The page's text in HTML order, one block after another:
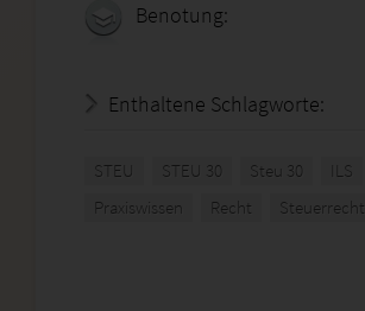
Benotung:
Enthaltene Schlagworte:
STEU STEU 30 Steu 30 ILS
Praxiswissen
Recht Steuerrecht